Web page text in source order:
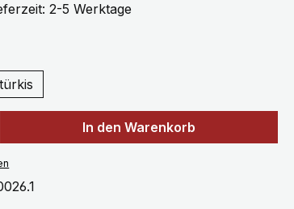
2-5 Werktage
Gib den gewünschten Wert
In den Warenkorb